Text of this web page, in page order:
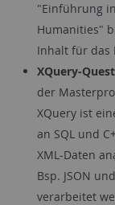
"Einführung
Humanities"
Inhalt für das
XQuery-
der
XQuery ist
an SQL und
XML-Daten
Bsp. JSON
verarbeitet